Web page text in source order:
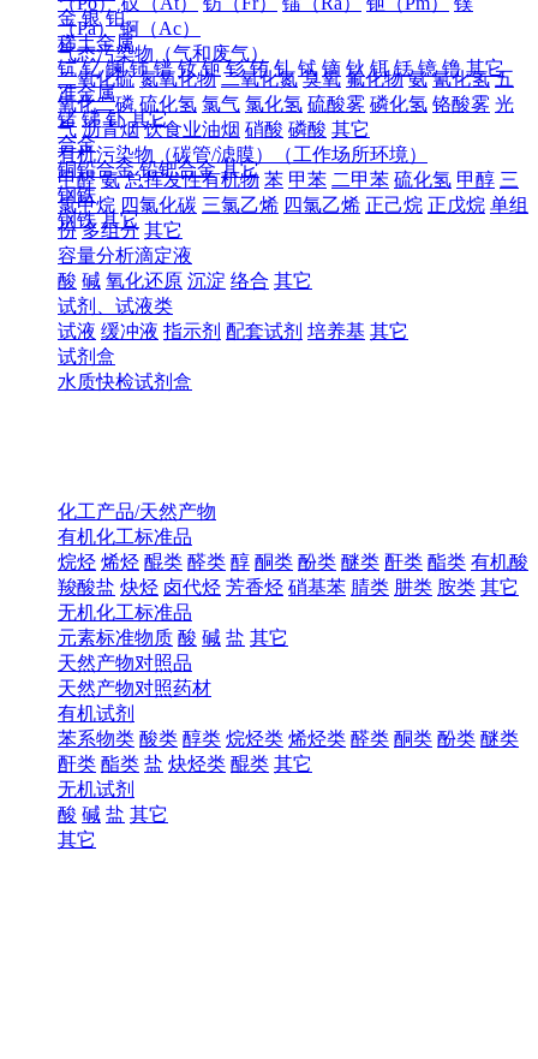
（Pa） 锕（Ac）
气态污染物（气和废气）
二氧化硫 氮氧化物 二氧化氮 臭氧 氟化物 氨 氰化氢 五
氧化二磷 硫化氢 氯气 氯化氢 硫酸雾 磷化氢 铬酸雾 光
气 沥青烟 饮食业油烟 硝酸 磷酸 其它
有机污染物（碳管/滤膜）（工作场所环境）
甲醛 氨 总挥发性有机物 苯 甲苯 二甲苯 硫化氢 甲醇 三
氯甲烷 四氯化碳 三氯乙烯 四氯乙烯 正己烷 正戊烷 单组
份 多组分 其它
容量分析滴定液
酸 碱 氧化还原 沉淀 络合 其它
试剂、试液类
试液 缓冲液 指示剂 配套试剂 培养基 其它
试剂盒
水质快检试剂盒
金 银 铂
稀土金属
钪 钇 镧 铈 镨 钕 钷 钐 铕 钆 铽 镝 钬 铒 铥 镱 镥 其它
准金属
锗 锑 钋 其它
合金
铜铅合金 铅钯合金 其它
钢铁
钢铁 其它
化工产品/天然产物
有机化工标准品
烷烃 烯烃 醌类 醛类 醇 酮类 酚类 醚类 酐类 酯类 有机酸
羧酸盐 炔烃 卤代烃 芳香烃 硝基苯 腈类 肼类 胺类 其它
无机化工标准品
元素标准物质 酸 碱 盐 其它
天然产物对照品
天然产物对照药材
有机试剂
苯系物类 酸类 醇类 烷烃类 烯烃类 醛类 酮类 酚类 醚类
酐类 酯类 盐 炔烃类 醌类 其它
无机试剂
酸 碱 盐 其它
其它